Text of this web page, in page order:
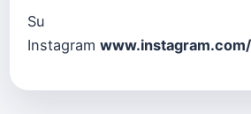
Su
Instagram